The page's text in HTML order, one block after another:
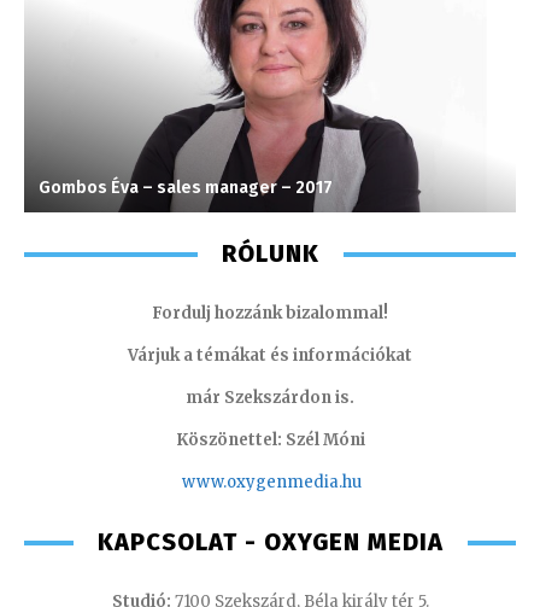
Gombos Éva – sales manager – 2017
RÓLUNK
Fordulj hozzánk bizalommal!
Várjuk a témákat és információkat
már Szekszárdon is.
Köszönettel: Szél Móni
www.oxygenmedia.hu
KAPCSOLAT - OXYGEN MEDIA
Studió: 7100 Szekszárd, Béla király tér 5.